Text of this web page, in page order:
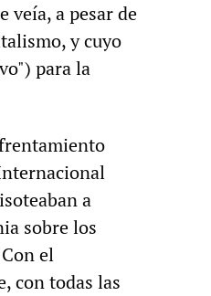
veía, a pesar de
y cuyo
para la
a
sobre los
el
con todas las